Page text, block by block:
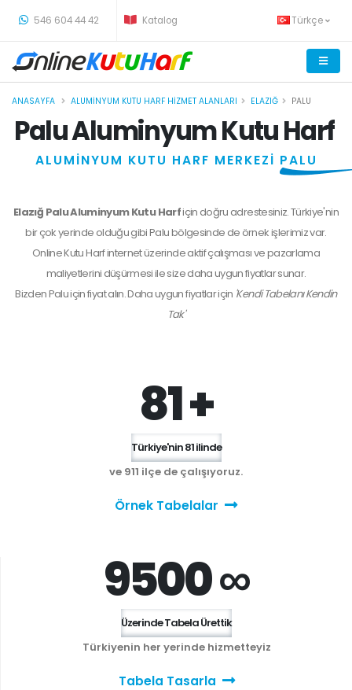
546 604 44 42 Katalog Türkçe
ANASAYFA ALUMINYUM KUTU HARF HIZMET ALANLARI ELAZIĞ PALU
Palu Aluminyum Kutu Harf
ALUMİNYUM KUTU HARF MERKEZİ PALU
Elazığ Palu Aluminyum Kutu Harfiçin doğru adrestesiniz. Türkiye'nin
bir çok yerinde olduğu gibi Palu bölgesinde de örnek işlerimiz var.
Online Kutu Harf internet üzerinde aktif çalışması ve pazarlama
maliyetlerini düşürmesi ile size daha uygun fiyatlar sunar.
BizdenPaluiçin fiyat alın. Daha uygun fiyatlar için 'Kendi Tabelanı Kendin
Tak'
81 +
Türkiye'nin 81 ilinde
ve 911 ilçe de çalışıyoruz.
Örnek Tabelalar
9500 ∞
Üzerinde Tabela Ürettik
Türkiyenin her yerinde hizmetteyiz
Tabela Tasarla